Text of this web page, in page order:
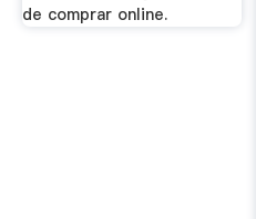
de comprar online.